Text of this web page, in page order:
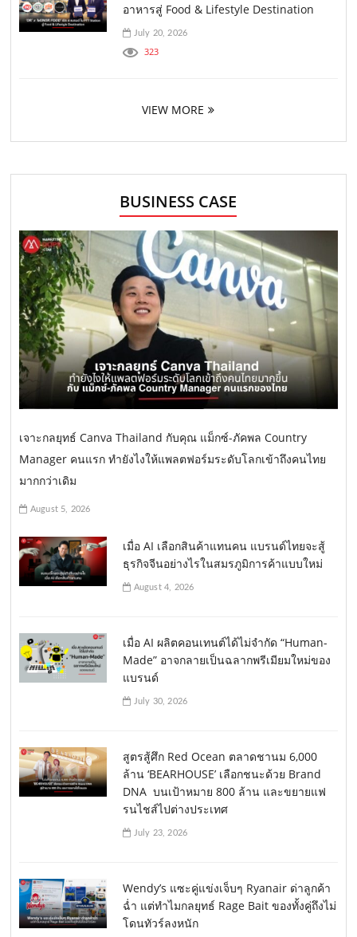
อาหารสู่ Food & Lifestyle Destination
July 20, 2026
323
VIEW MORE
BUSINESS CASE
เจาะกลยุทธ์ Canva Thailand กับคุณ แม็กซ์-ภัคพล Country
Manager คนแรก ทำยังไงให้แพลตฟอร์มระดับโลกเข้าถึงคนไทย
มากกว่าเดิม
August 5, 2026
เมื่อ AI เลือกสินค้าแทนคน แบรนด์ไทยจะสู้
ธุรกิจจีนอย่างไรในสมรภูมิการค้าแบบใหม่
August 4, 2026
เมื่อ AI ผลิตคอนเทนต์ได้ไม่จำกัด “Human-
Made” อาจกลายเป็นฉลากพรีเมียมใหม่ของ
แบรนด์
July 30, 2026
สูตรสู้ศึก Red Ocean ตลาดชานม 6,000
ล้าน ‘BEARHOUSE’ เลือกชนะด้วย Brand
DNA บนเป้าหมาย 800 ล้าน และขยายแฟ
รนไชส์ไปต่างประเทศ
July 23, 2026
Wendy’s แซะคู่แข่งเจ็บๆ Ryanair ด่าลูกค้า
ฉ่ำ แต่ทำไมกลยุทธ์ Rage Bait ของทั้งคู่ถึงไม่
โดนทัวร์ลงหนัก